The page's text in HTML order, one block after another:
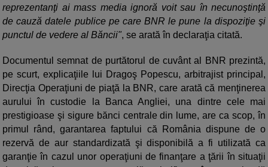
reprezentanţi ai mass media ignoră voit sau în necunoştinţă
de cauză datele publice pe care BNR le pune la dispoziţie şi
punctul de vedere al Băncii", se arată în declaraţia citată.
Documentul semnat de purtătorul de cuvânt al BNR prezintă,
pe scurt, explicaţiile lui Dragoş Popescu, arbitrajist principal,
Direcţia Operaţiuni de piaţă la BNR, care arată că menţinerea
aurului în custodie la Banca Angliei, una dintre cele mai
prestigioase şi sigure bănci centrale din lume, are ca scop, în
primul rând, garantarea faptului că România dispune de o
rezervă de aur standardizată şi disponibilă a fi utilizată ca
garanţie în cazul unor operaţiuni de finanţare a ţării în situaţii